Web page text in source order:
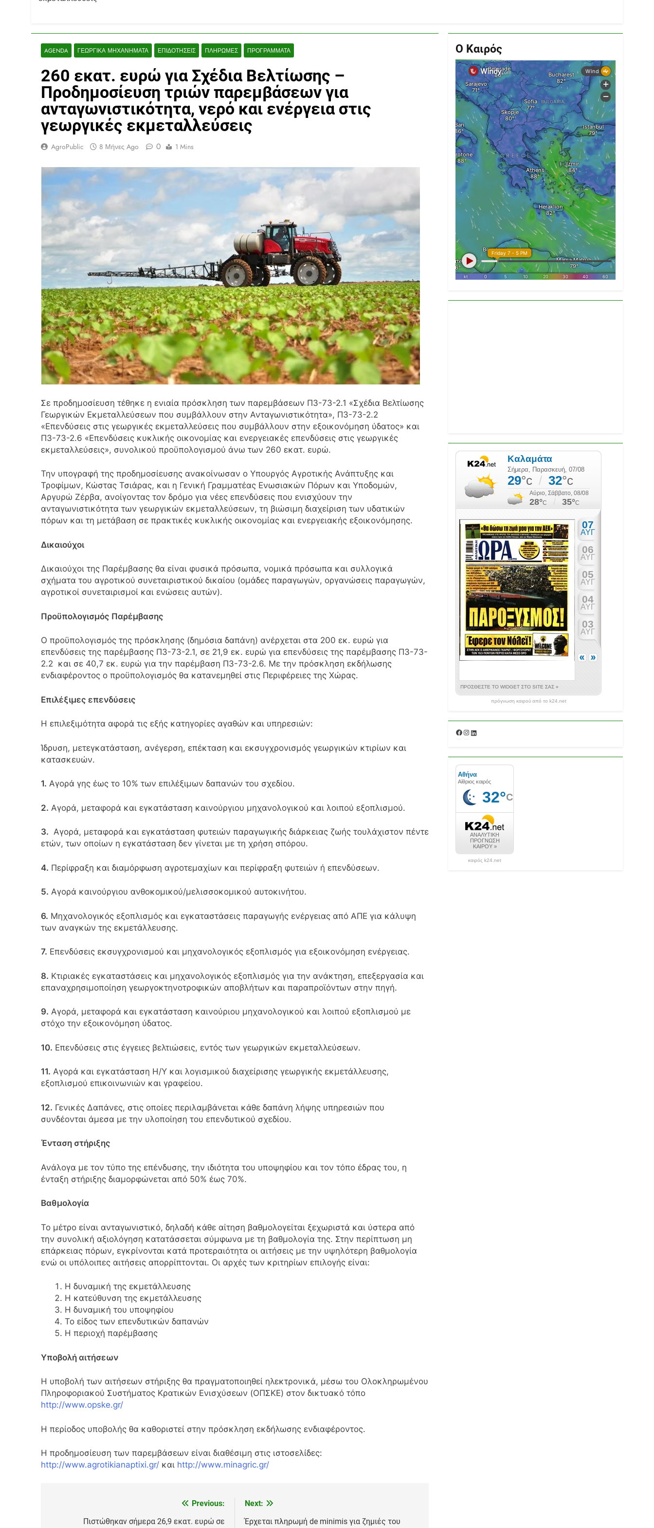
AGENDA ΓΕΩΡΓΙΚΆ ΜΗΧΑΝΉΜΑΤΑ ΕΠΙΔΟΤΉΣΕΙΣ ΠΛΗΡΩΜΈΣ ΠΡΟΓΡΆΜΜΑΤΑ
260 εκατ. ευρώ για Σχέδια Βελτίωσης –
Προδημοσίευση τριών παρεμβάσεων για
ανταγωνιστικότητα, νερό και ενέργεια στις
γεωργικές εκμεταλλεύσεις
AgroPublic 8 Μήνες Ago 0 1 Mins
Σε προδημοσίευση τέθηκε η ενιαία πρόσκληση των παρεμβάσεων Π3-73-2.1 «Σχέδια Βελτίωσης
Γεωργικών Εκμεταλλεύσεων που συμβάλλουν στην Ανταγωνιστικότητα», Π3-73-2.2
«Επενδύσεις στις γεωργικές εκμεταλλεύσεις που συμβάλλουν στην εξοικονόμηση ύδατος» και
Π3-73-2.6 «Επενδύσεις κυκλικής οικονομίας και ενεργειακές επενδύσεις στις γεωργικές
εκμεταλλεύσεις», συνολικού προϋπολογισμού άνω των 260 εκατ. ευρώ.
Την υπογραφή της προδημοσίευσης ανακοίνωσαν ο Υπουργός Αγροτικής Ανάπτυξης και
Τροφίμων, Κώστας Τσιάρας, και η Γενική Γραμματέας Ενωσιακών Πόρων και Υποδομών,
Αργυρώ Ζέρβα, ανοίγοντας τον δρόμο για νέες επενδύσεις που ενισχύουν την
ανταγωνιστικότητα των γεωργικών εκμεταλλεύσεων, τη βιώσιμη διαχείριση των υδατικών
πόρων και τη μετάβαση σε πρακτικές κυκλικής οικονομίας και ενεργειακής εξοικονόμησης.
Δικαιούχοι
Δικαιούχοι της Παρέμβασης θα είναι φυσικά πρόσωπα, νομικά πρόσωπα και συλλογικά
σχήματα του αγροτικού συνεταιριστικού δικαίου (ομάδες παραγωγών, οργανώσεις παραγωγών,
αγροτικοί συνεταιρισμοί και ενώσεις αυτών).
Προϋπολογισμός Παρέμβασης
Ο προϋπολογισμός της πρόσκλησης (δημόσια δαπάνη) ανέρχεται στα 200 εκ. ευρώ για
επενδύσεις της παρέμβασης Π3-73-2.1, σε 21,9 εκ. ευρώ για επενδύσεις της παρέμβασης Π3-73-
2.2 και σε 40,7 εκ. ευρώ για την παρέμβαση Π3-73-2.6. Με την πρόσκληση εκδήλωσης
ενδιαφέροντος ο προϋπολογισμός θα κατανεμηθεί στις Περιφέρειες της Χώρας.
Επιλέξιμες επενδύσεις
Η επιλεξιμότητα αφορά τις εξής κατηγορίες αγαθών και υπηρεσιών:
Ίδρυση, μετεγκατάσταση, ανέγερση, επέκταση και εκσυγχρονισμός γεωργικών κτιρίων και
κατασκευών.
1. Αγορά γης έως το 10% των επιλέξιμων δαπανών του σχεδίου.
2. Αγορά, μεταφορά και εγκατάσταση καινούργιου μηχανολογικού και λοιπού εξοπλισμού.
3. Αγορά, μεταφορά και εγκατάσταση φυτειών παραγωγικής διάρκειας ζωής τουλάχιστον πέντε
ετών, των οποίων η εγκατάσταση δεν γίνεται με τη χρήση σπόρου.
4. Περίφραξη και διαμόρφωση αγροτεμαχίων και περίφραξη φυτειών ή επενδύσεων.
5. Αγορά καινούργιου ανθοκομικού/μελισσοκομικού αυτοκινήτου.
6. Μηχανολογικός εξοπλισμός και εγκαταστάσεις παραγωγής ενέργειας από ΑΠΕ για κάλυψη
των αναγκών της εκμετάλλευσης.
7. Επενδύσεις εκσυγχρονισμού και μηχανολογικός εξοπλισμός για εξοικονόμηση ενέργειας.
8. Κτιριακές εγκαταστάσεις και μηχανολογικός εξοπλισμός για την ανάκτηση, επεξεργασία και
επαναχρησιμοποίηση γεωργοκτηνοτροφικών αποβλήτων και παραπροϊόντων στην πηγή.
9. Αγορά, μεταφορά και εγκατάσταση καινούριου μηχανολογικού και λοιπού εξοπλισμού με
στόχο την εξοικονόμηση ύδατος.
10. Επενδύσεις στις έγγειες βελτιώσεις, εντός των γεωργικών εκμεταλλεύσεων.
11. Αγορά και εγκατάσταση Η/Υ και λογισμικού διαχείρισης γεωργικής εκμετάλλευσης,
εξοπλισμού επικοινωνιών και γραφείου.
12. Γενικές Δαπάνες, στις οποίες περιλαμβάνεται κάθε δαπάνη λήψης υπηρεσιών που
συνδέονται άμεσα με την υλοποίηση του επενδυτικού σχεδίου.
Ένταση στήριξης
Ανάλογα με τον τύπο της επένδυσης, την ιδιότητα του υποψηφίου και τον τόπο έδρας του, η
ένταξη στήριξης διαμορφώνεται από 50% έως 70%.
Βαθμολογία
Το μέτρο είναι ανταγωνιστικό, δηλαδή κάθε αίτηση βαθμολογείται ξεχωριστά και ύστερα από
την συνολική αξιολόγηση κατατάσσεται σύμφωνα με τη βαθμολογία της. Στην περίπτωση μη
επάρκειας πόρων, εγκρίνονται κατά προτεραιότητα οι αιτήσεις με την υψηλότερη βαθμολογία
ενώ οι υπόλοιπες αιτήσεις απορρίπτονται. Οι αρχές των κριτηρίων επιλογής είναι:
Η δυναμική της εκμετάλλευσης
Η κατεύθυνση της εκμετάλλευσης
Η δυναμική του υποψηφίου
Το είδος των επενδυτικών δαπανών
Η περιοχή παρέμβασης
Υποβολή αιτήσεων
Η υποβολή των αιτήσεων στήριξης θα πραγματοποιηθεί ηλεκτρονικά, μέσω του Ολοκληρωμένου
Πληροφοριακού Συστήματος Κρατικών Ενισχύσεων (OΠΣΚΕ) στον δικτυακό τόπο
http://www.opske.gr/
Η περίοδος υποβολής θα καθοριστεί στην πρόσκληση εκδήλωσης ενδιαφέροντος.
Η προδημοσίευση των παρεμβάσεων είναι διαθέσιμη στις ιστοσελίδες:
http://www.agrotikianaptixi.gr/ και http://www.minagric.gr/
άρθρων
Previous:
Πιστώθηκαν σήμερα 26,9 εκατ. ευρώ σε
Next:
Έρχεται πληρωμή de minimis για ζημιές του
Ο Καιρός
πρόγνωση καιρού από το k24.net
Facebook
Instagram
καιρός k24.net